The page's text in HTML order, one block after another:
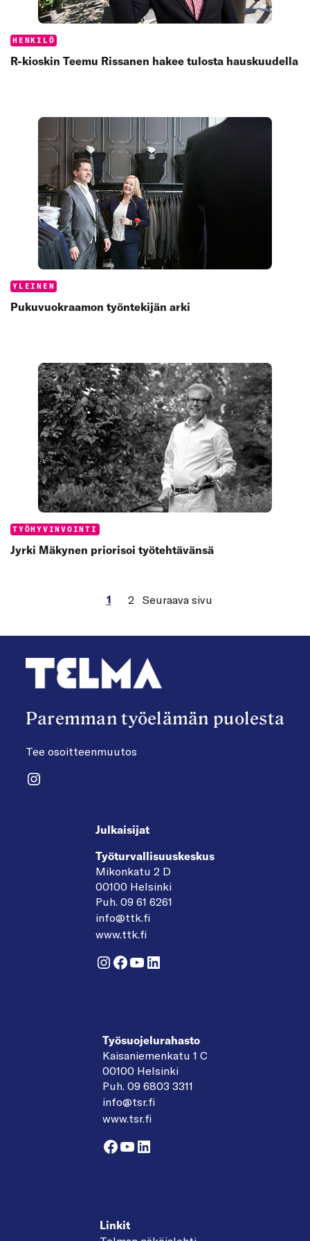
Categories:
HENKILÖ
R-kioskin Teemu Rissanen hakee tulosta hauskuudella
Categories:
YLEINEN
Pukuvuokraamon työntekijän arki
Categories:
TYÖHYVINVOINTI
Jyrki Mäkynen priorisoi työtehtävänsä
1 2 Seuraava sivu
Paremman työelämän puolesta
Tee osoitteenmuutos
Instagram
Julkaisijat
Työturvallisuuskeskus
Mikonkatu 2 D
00100 Helsinki
Puh. 09 61 6261
info@ttk.fi
www.ttk.fi
Instagram
Facebook
YouTube
LinkedIn
Työsuojelurahasto
Kaisaniemenkatu 1 C
00100 Helsinki
Puh. 09 6803 3311
info@tsr.fi
www.tsr.fi
Facebook
YouTube
LinkedIn
Linkit